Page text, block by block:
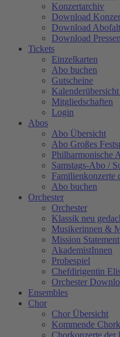
Konzertarchiv
Download
Download
Download
Tickets
Einzelkarten
Abo buchen
Gutscheine
Mitgliedschaften
Login
Abos
Abo Übersicht
Abo Großes
Philharmonische
Samstags-Abo /
Familienkonzerte
Abo buchen
Orchester
Orchester
Klassik neu
Musikerinnen &
Mission Statement
AkademistInnen
Probespiel
Chefdirigentin
Orchester
Ensembles
Chor
Chor Übersicht
Kommende
Chorkonzerte der